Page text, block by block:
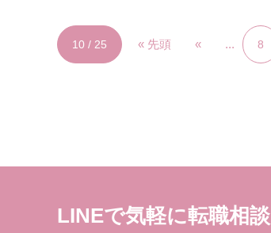
10 / 25 « 先頭 « ... 8
LINEで気軽に転職相談